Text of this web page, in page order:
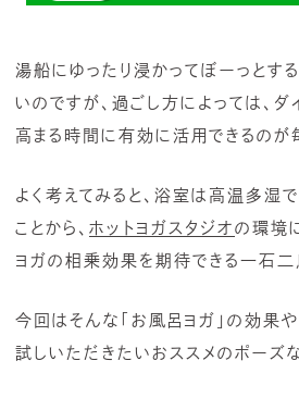
湯船にゆったり浸かってぼーっとする
いのですが、過ごし方によっては、
高まる時間に有効に活用できるのが
よく考えてみると、浴室は高温多湿
ことから、 ホットヨガスタジオ の環境
ヨガの相乗効果を期待できる一石二
今回はそんな「お風呂ヨガ」の効果
試しいただきたいおススメのポーズ